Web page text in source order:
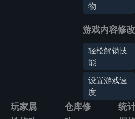
物
游戏内容修改
轻松解锁技
能
设置游戏速
度
玩家属
仓库修
统